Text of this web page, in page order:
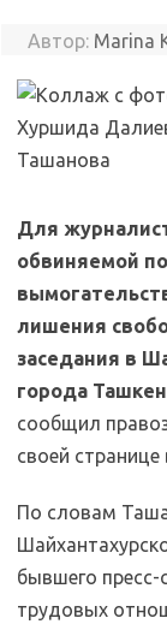
Автор: Marina
Для
обвиняемой
лишения
заседания в
города
сообщил
своей странице
По словам
бывшего пресс-
трудовых